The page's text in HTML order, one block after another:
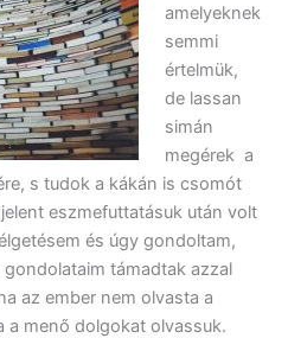
amelyeknek
semmi
értelmük,
de lassan
simán
megérek a
s tudok a kákán is csomót
eszmefuttatásuk után volt
és úgy gondoltam,
támadtak azzal
az ember nem olvasta a
a menő dolgokat olvassuk.